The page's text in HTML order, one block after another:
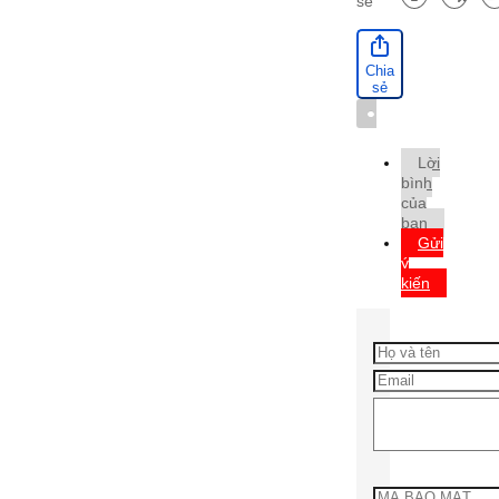
Chia
sẻ
Lời
bình
của
bạn
Gửi
ý
kiến